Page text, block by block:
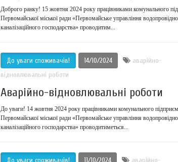
Доброго ранку! 15 жовтня 2024 року працівниками комунального
Первомайської міської ради «Первомайське управління
каналізаційного господарства» проводитим...
До уваги споживачів! 14/10/2024
аварійно-
відновлювальні роботи
Аварійно-відновлювальні роботи
До уваги! 14 жовтня 2024 року працівниками комунального
Первомайської міської ради «Первомайське управління
каналізаційного господарства» проводитиметься...
До уваги споживачів! 11/10/2024
аварійно-